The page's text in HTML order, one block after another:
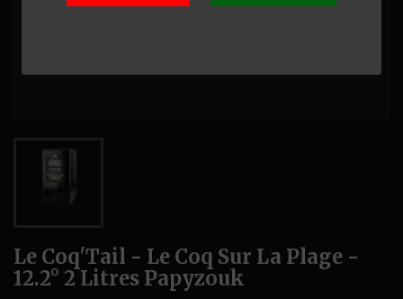
Le Coq'Tail - Le Coq Sur La Plage -
12.2° 2 Litres Papyzouk